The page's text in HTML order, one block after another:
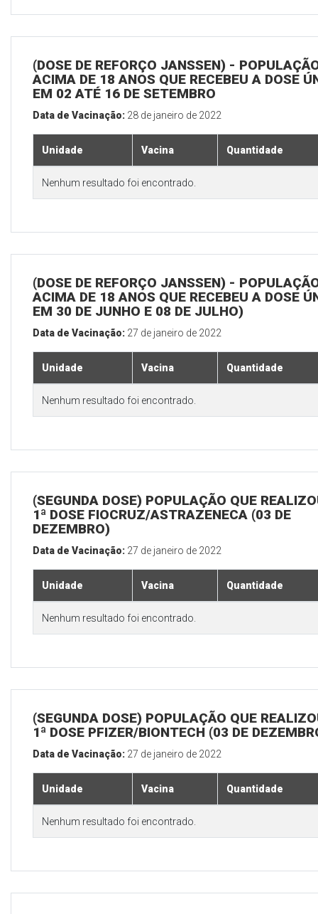
(DOSE DE REFORÇO JANSSEN) -
ACIMA DE 18 ANOS QUE RECEBEU A DOSE
EM 02 ATÉ 16 DE SETEMBRO
Data de Vacinação: 28 de janeiro de 2022
Unidade Vacina Quantidade
Nenhum resultado foi encontrado.
(DOSE DE REFORÇO JANSSEN) -
ACIMA DE 18 ANOS QUE RECEBEU A DOSE
EM 30 DE JUNHO E 08 DE JULHO)
Data de Vacinação: 27 de janeiro de 2022
Unidade Vacina Quantidade
Nenhum resultado foi encontrado.
(SEGUNDA DOSE) POPULAÇÃO QUE
1ª DOSE FIOCRUZ/ASTRAZENECA (03 DE
DEZEMBRO)
Data de Vacinação: 27 de janeiro de 2022
Unidade Vacina Quantidade
Nenhum resultado foi encontrado.
(SEGUNDA DOSE) POPULAÇÃO QUE
1ª DOSE PFIZER/BIONTECH (03 DE
Data de Vacinação: 27 de janeiro de 2022
Unidade Vacina Quantidade
Nenhum resultado foi encontrado.